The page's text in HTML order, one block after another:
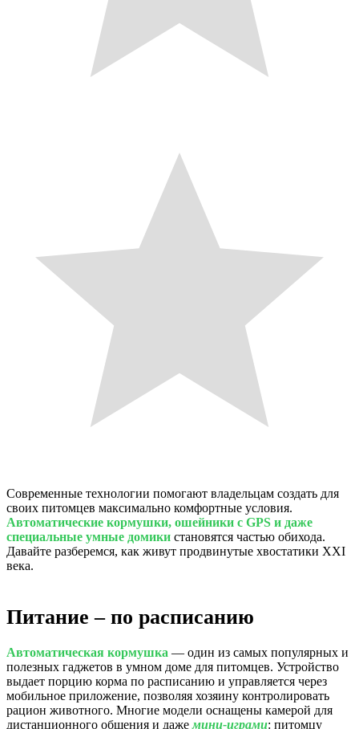
Современные технологии помогают владельцам создать для
своих питомцев максимально комфортные условия.
Автоматические кормушки, ошейники с GPS и даже
специальные умные домики становятся частью обихода.
Давайте разберемся, как живут продвинутые хвостатики XXI
века.
Питание – по расписанию
Автоматическая кормушка — один из самых популярных и
полезных гаджетов в умном доме для питомцев. Устройство
выдает порцию корма по расписанию и управляется через
мобильное приложение, позволяя хозяину контролировать
рацион животного. Многие модели оснащены камерой для
дистанционного общения и дажемини-играми: питомцу